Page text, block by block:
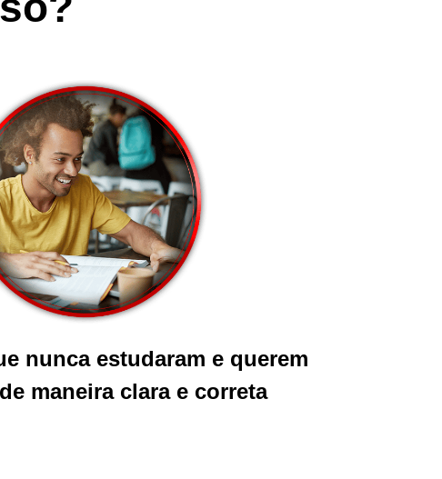
nunca estudaram e querem
maneira clara e correta